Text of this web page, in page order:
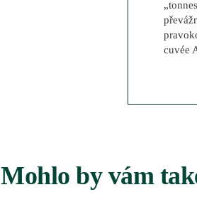
cuvée
Mohlo by vám